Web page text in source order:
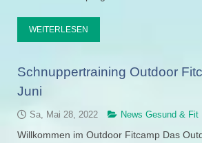
WEITERLESEN
Schnuppertraining Outdoor
Juni
Sa, Mai 28, 2022 News Gesund & Fit
Willkommen im Outdoor Fitcamp Das